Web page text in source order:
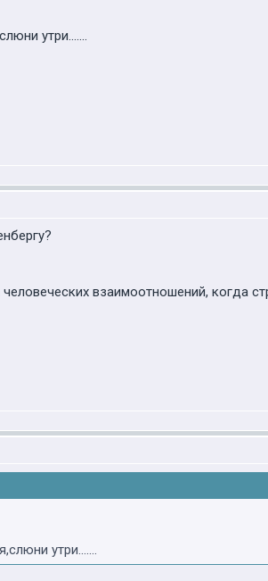
утри.......
взаимоотношений, когда
утри.......